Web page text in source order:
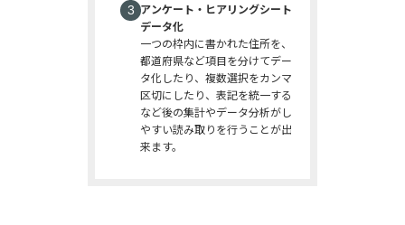
アンケート・ヒアリングシート
データ化
一つの枠内に書かれた住所を、
都道府県など項目を分けてデー
タ化したり、複数選択をカンマ
区切にしたり、表記を統一する
など後の集計やデータ分析がし
やすい読み取りを行うことが出
来ます。